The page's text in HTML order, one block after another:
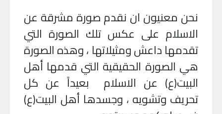
نحن معنيون ان نقدم صورة مشرقة عن
الاسلام على عكس تلك الصورة التي
تقدمها داعش ومثيلاتها ، وهذه الصورة
هي الصورة الحقيقية التي قدمها أهل
البيت(ع) عن الاسلام بعيداً عن كل
تحريف وتشويه ، وجسدها أهل البيت(ع)